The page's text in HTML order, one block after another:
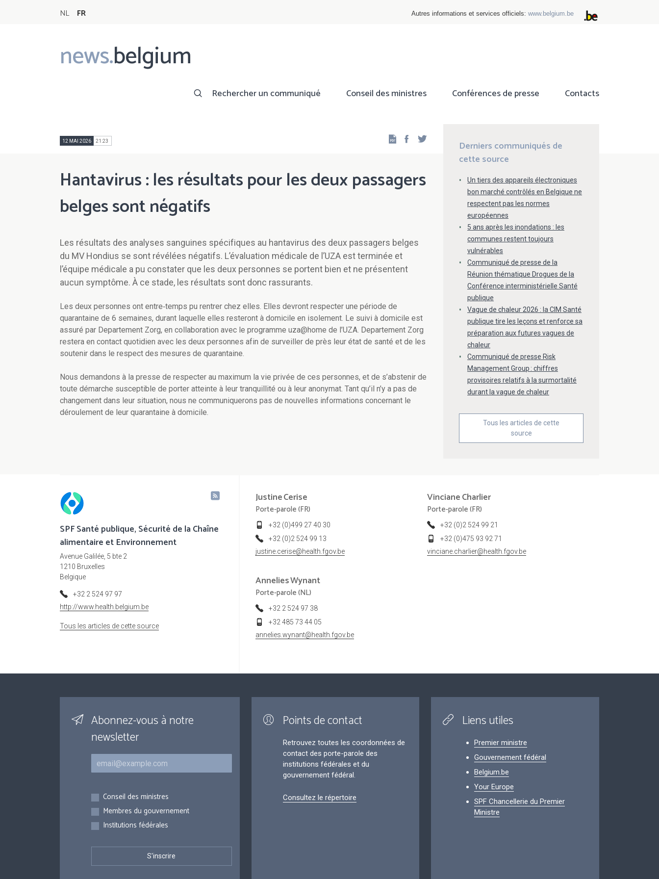
NL FR Autres informations et services officiels: www.belgium.be
news.belgium
Main
navigation
Rechercher un communiqué Conseil des ministres Conférences de presse Contacts
12 MAI 2026 21:23 Facebook
Hantavirus : les résultats pour les deux passagers
belges sont négatifs
Les résultats des analyses sanguines spécifiques au hantavirus des deux passagers belges
du MV Hondius se sont révélées négatifs. L’évaluation médicale de l’UZA est terminée et
l’équipe médicale a pu constater que les deux personnes se portent bien et ne présentent
aucun symptôme. À ce stade, les résultats sont donc rassurants.
Les deux personnes ont entre‑temps pu rentrer chez elles. Elles devront respecter une période de
quarantaine de 6 semaines, durant laquelle elles resteront à domicile en isolement. Le suivi à domicile est
assuré par Departement Zorg, en collaboration avec le programme uza@home de l’UZA. Departement Zorg
restera en contact quotidien avec les deux personnes afin de surveiller de près leur état de santé et de les
soutenir dans le respect des mesures de quarantaine.
Nous demandons à la presse de respecter au maximum la vie privée de ces personnes, et de s’abstenir de
toute démarche susceptible de porter atteinte à leur tranquillité ou à leur anonymat. Tant qu’il n’y a pas de
changement dans leur situation, nous ne communiquerons pas de nouvelles informations concernant le
déroulement de leur quarantaine à domicile.
Derniers communiqués de
cette source
Un tiers des appareils électroniques
bon marché contrôlés en Belgique ne
respectent pas les normes
européennes
5 ans après les inondations : les
communes restent toujours
vulnérables
Communiqué de presse de la
Réunion thématique Drogues de la
Conférence interministérielle Santé
publique
Vague de chaleur 2026 : la CIM Santé
publique tire les leçons et renforce sa
préparation aux futures vagues de
chaleur
Communiqué de presse Risk
Management Group : chiffres
provisoires relatifs à la surmortalité
durant la vague de chaleur
Tous les articles de cette
source
SPF Santé publique, Sécurité de la Chaîne
alimentaire et Environnement
Avenue Galilée, 5 bte 2
1210 Bruxelles
Belgique
+32 2 524 97 97
http://www.health.belgium.be
Tous les articles de cette source
JustineCerise
Porte-parole (FR)
+32 (0)499 27 40 30
+32 (0)2 524 99 13
justine.cerise@health.fgov.be
VincianeCharlier
Porte-parole (FR)
+32 (0)2 524 99 21
+32 (0)475 93 92 71
vinciane.charlier@health.fgov.be
AnneliesWynant
Porte-parole (NL)
+32 2 524 97 38
+32 485 73 44 05
annelies.wynant@health.fgov.be
Abonnez-vous à notre
newsletter
Courriel
Inscriptions
Conseil des ministres
Membres du gouvernement
Institutions fédérales
Points de contact
Retrouvez toutes les coordonnées de
contact des porte-parole des
institutions fédérales et du
gouvernement fédéral.
Consultez le répertoire
Liens utiles
Premier ministre
Gouvernement fédéral
Belgium.be
Your Europe
SPF Chancellerie du Premier
Ministre